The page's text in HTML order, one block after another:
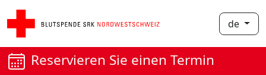
de
Reservieren Sie einen Termin